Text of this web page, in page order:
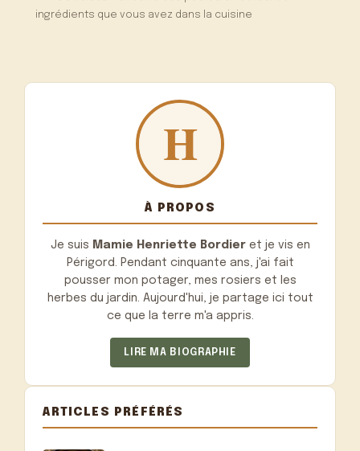
ingrédients que vous avez dans la cuisine
À PROPOS
Je suis Mamie Henriette Bordieret je vis en
Périgord. Pendant cinquante ans, j'ai fait
pousser mon potager, mes rosiers et les
herbes du jardin. Aujourd'hui, je partage ici tout
ce que la terre m'a appris.
LIRE MA BIOGRAPHIE
ARTICLES PRÉFÉRÉS